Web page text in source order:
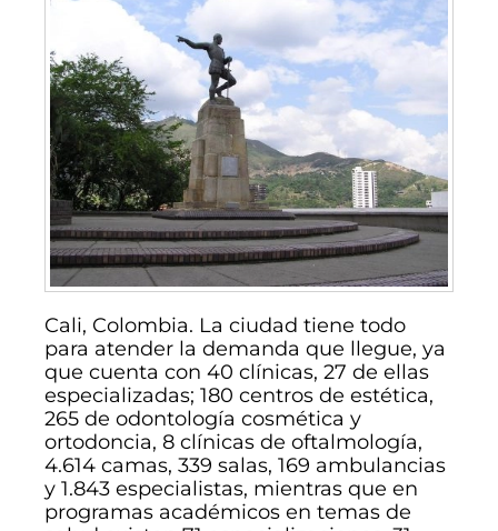
Cali, Colombia. La ciudad tiene todo
para atender la demanda que llegue, ya
que cuenta con 40 clínicas, 27 de ellas
especializadas; 180 centros de estética,
265 de odontología cosmética y
ortodoncia, 8 clínicas de oftalmología,
4.614 camas, 339 salas, 169 ambulancias
y 1.843 especialistas, mientras que en
programas académicos en temas de